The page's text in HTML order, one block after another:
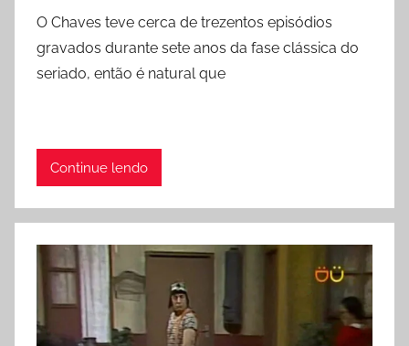
O Chaves teve cerca de trezentos episódios
gravados durante sete anos da fase clássica do
seriado, então é natural que
Continue lendo